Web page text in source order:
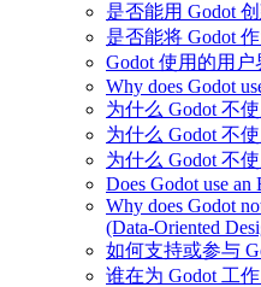
是否能用 Godot
是否能将 Godot
Godot 使用的用
Why does Godot
为什么 Godot 不
为什么 Godot 不
为什么 Godot 不
Does Godot use an
Why does Godot
(Data-Oriented
如何支持或参与
谁在为 Godot 工